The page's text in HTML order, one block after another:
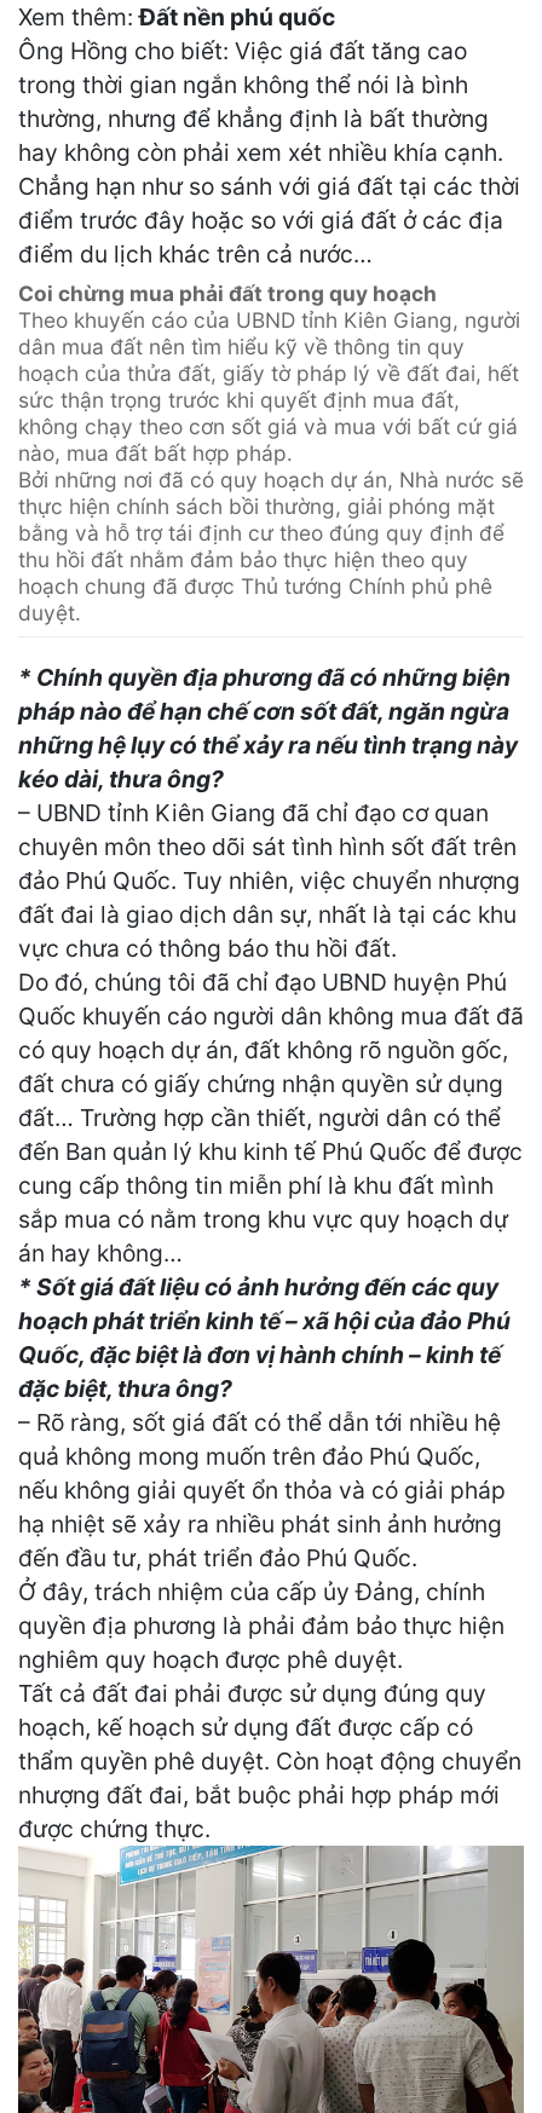
Xem thêm:Đất nền phú quốc
Ông Hồng cho biết: Việc giá đất tăng cao
trong thời gian ngắn không thể nói là bình
thường, nhưng để khẳng định là bất thường
hay không còn phải xem xét nhiều khía cạnh.
Chẳng hạn như so sánh với giá đất tại các thời
điểm trước đây hoặc so với giá đất ở các địa
điểm du lịch khác trên cả nước…
Coi chừng mua phải đất trong quy hoạch
Theo khuyến cáo của UBND tỉnh Kiên Giang, người
dân mua đất nên tìm hiểu kỹ về thông tin quy
hoạch của thửa đất, giấy tờ pháp lý về đất đai, hết
sức thận trọng trước khi quyết định mua đất,
không chạy theo cơn sốt giá và mua với bất cứ giá
nào, mua đất bất hợp pháp.
Bởi những nơi đã có quy hoạch dự án, Nhà nước sẽ
thực hiện chính sách bồi thường, giải phóng mặt
bằng và hỗ trợ tái định cư theo đúng quy định để
thu hồi đất nhằm đảm bảo thực hiện theo quy
hoạch chung đã được Thủ tướng Chính phủ phê
duyệt.
* Chính quyền địa phương đã có những biện
pháp nào để hạn chế cơn sốt đất, ngăn ngừa
những hệ lụy có thể xảy ra nếu tình trạng này
kéo dài, thưa ông?
– UBND tỉnh Kiên Giang đã chỉ đạo cơ quan
chuyên môn theo dõi sát tình hình sốt đất trên
đảo Phú Quốc. Tuy nhiên, việc chuyển nhượng
đất đai là giao dịch dân sự, nhất là tại các khu
vực chưa có thông báo thu hồi đất.
Do đó, chúng tôi đã chỉ đạo UBND huyện Phú
Quốc khuyến cáo người dân không mua đất đã
có quy hoạch dự án, đất không rõ nguồn gốc,
đất chưa có giấy chứng nhận quyền sử dụng
đất… Trường hợp cần thiết, người dân có thể
đến Ban quản lý khu kinh tế Phú Quốc để được
cung cấp thông tin miễn phí là khu đất mình
sắp mua có nằm trong khu vực quy hoạch dự
án hay không…
* Sốt giá đất liệu có ảnh hưởng đến các quy
hoạch phát triển kinh tế – xã hội của đảo Phú
Quốc, đặc biệt là đơn vị hành chính – kinh tế
đặc biệt, thưa ông?
– Rõ ràng, sốt giá đất có thể dẫn tới nhiều hệ
quả không mong muốn trên đảo Phú Quốc,
nếu không giải quyết ổn thỏa và có giải pháp
hạ nhiệt sẽ xảy ra nhiều phát sinh ảnh hưởng
đến đầu tư, phát triển đảo Phú Quốc.
Ở đây, trách nhiệm của cấp ủy Đảng, chính
quyền địa phương là phải đảm bảo thực hiện
nghiêm quy hoạch được phê duyệt.
Tất cả đất đai phải được sử dụng đúng quy
hoạch, kế hoạch sử dụng đất được cấp có
thẩm quyền phê duyệt. Còn hoạt động chuyển
nhượng đất đai, bắt buộc phải hợp pháp mới
được chứng thực.